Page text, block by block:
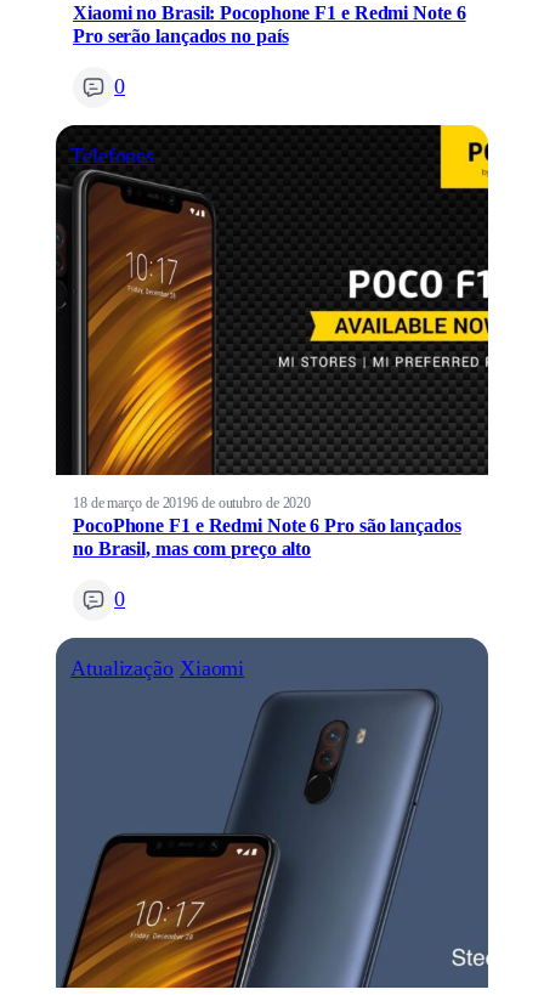
Xiaomi no Brasil: Pocophone F1 e Redmi Note 6
Pro serão lançados no país
0
Telefones
18 de março de 20196 de outubro de 2020
PocoPhone F1 e Redmi Note 6 Pro são lançados
no Brasil, mas com preço alto
0
Atualização Xiaomi